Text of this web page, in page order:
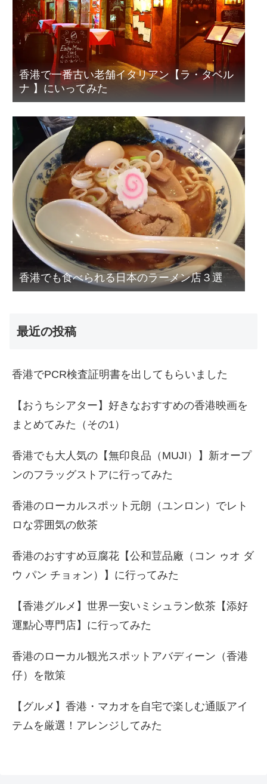
香港で一番古い老舗イタリアン【ラ・タベル
ナ 】にいってみた
香港でも食べられる日本のラーメン店３選
最近の投稿
香港でPCR検査証明書を出してもらいました
【おうちシアター】好きなおすすめの香港映画を
まとめてみた（その1）
香港でも大人気の【無印良品（MUJI）】新オープ
ンのフラッグストアに行ってみた
香港のローカルスポット元朗（ユンロン）でレト
ロな雰囲気の飲茶
香港のおすすめ豆腐花【公和荳品廠（コン ゥオ ダ
ウ パン チョォン）】に行ってみた
【香港グルメ】世界一安いミシュラン飲茶【添好
運點心専門店】に行ってみた
香港のローカル観光スポットアバディーン（香港
仔）を散策
【グルメ】香港・マカオを自宅で楽しむ通販アイ
テムを厳選！アレンジしてみた